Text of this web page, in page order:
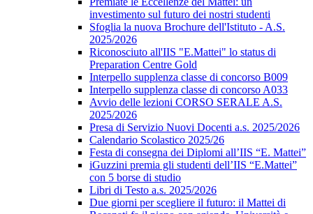
investimento sul futuro dei nostri studenti
Sfoglia la nuova Brochure dell'Istituto - A.S.
2025/2026
Riconosciuto all'IIS "E.Mattei" lo status di
Preparation Centre Gold
Interpello supplenza classe di concorso B009
Interpello supplenza classe di concorso A033
Avvio delle lezioni CORSO SERALE A.S.
2025/2026
Presa di Servizio Nuovi Docenti a.s. 2025/2026
Calendario Scolastico 2025/26
Festa di consegna dei Diplomi all’IIS “E. Mattei”
iGuzzini premia gli studenti dell’IIS “E.Mattei”
con 5 borse di studio
Libri di Testo a.s. 2025/2026
Due giorni per scegliere il futuro: il Mattei di